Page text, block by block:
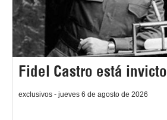
Fidel Castro está invicto
exclusivos - jueves 6 de agosto de 2026